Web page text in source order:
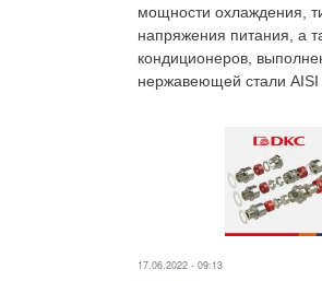
мощности охлаждения,
напряжения питания, а
кондиционеров,
нержавеющей стали AISI
17.06.2022 - 09:13